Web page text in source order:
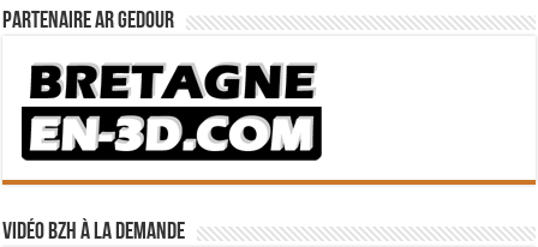
Partenaire Ar Gedour
Vidéo BZH à la demande